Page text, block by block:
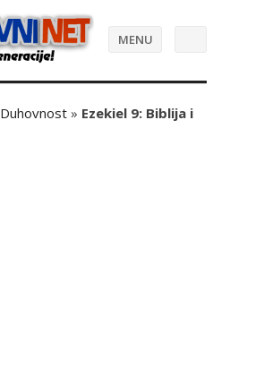
MENU
Duhovnost » Ezekiel 9: Biblija i